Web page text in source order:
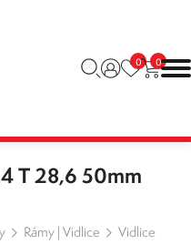
0 0
T 28,6 50mm
Rámy | Vidlice
Vidlice